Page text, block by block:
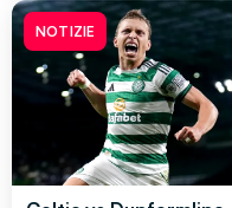
NOTIZIE